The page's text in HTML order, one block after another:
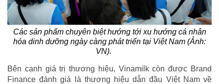
Các sản phẩm chuyên biệt hướng tới xu hướng cá nhân
hóa dinh dưỡng ngày càng phát triển tại Việt Nam (Ảnh:
VN).
Bên cạnh giá trị thương hiệu, Vinamilk còn được Brand
Finance đánh giá là thương hiệu dẫn đầu Việt Nam về